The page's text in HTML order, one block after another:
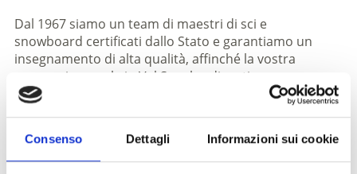
Consenso Dettagli Informazioni sui cookie
Dal 1967siamo un team di maestri di sci e
snowboard certificati dallo Stato e garantiamo un
insegnamento di alta qualità, affinché la vostra
vacanza invernale in Val Senales diventi
un’esperienza bella e indimenticabile. Che siate
principianti, esperti, amanti della neve fresca o del
in poche ore e vivere le montagne della Val Senales in
inverno in modo più consapevole e libero.